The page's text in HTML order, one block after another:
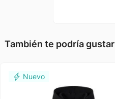
También te podría gustar